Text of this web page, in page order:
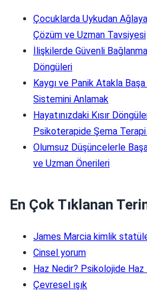
Çocuklarda Uykudan
Çözüm ve Uzman Tavsiyesi
İlişkilerde Güvenli
Döngüleri
Kaygı ve Panik Atakla
Sistemini Anlamak
Hayatınızdaki Kısır
Psikoterapide Şema
Olumsuz Düşüncelerle
ve Uzman Önerileri
En Çok Tıklanan
James Marcia kimlik
Cinsel yorum
Haz Nedir? Psikolojide Haz
Çevresel ışık